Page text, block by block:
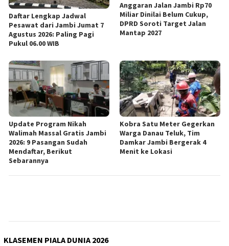
Daftar Lengkap Jadwal
Pesawat dari Jambi Jumat 7
Agustus 2026: Paling Pagi
Pukul 06.00 WIB
Anggaran Jalan Jambi Rp70
Miliar Dinilai Belum Cukup,
DPRD Soroti Target Jalan
Mantap 2027
Update Program Nikah
Walimah Massal Gratis Jambi
2026: 9 Pasangan Sudah
Mendaftar, Berikut
Sebarannya
Kobra Satu Meter Gegerkan
Warga Danau Teluk, Tim
Damkar Jambi Bergerak 4
Menit ke Lokasi
KLASEMEN PIALA DUNIA 2026